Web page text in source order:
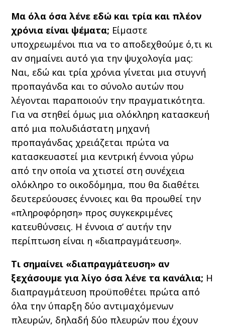
Μα όλα όσα λένε εδώ και τρία και πλέον
χρόνια είναι ψέματα; Είμαστε
υποχρεωμένοι πια να το αποδεχθούμε ό,τι κι
αν σημαίνει αυτό για την ψυχολογία μας:
Ναι, εδώ και τρία χρόνια γίνεται μια στυγνή
προπαγάνδα και το σύνολο αυτών που
λέγονται παραποιούν την πραγματικότητα.
Για να στηθεί όμως μια ολόκληρη κατασκευή
από μια πολυδιάστατη μηχανή
προπαγάνδας χρειάζεται πρώτα να
κατασκευαστεί μια κεντρική έννοια γύρω
από την οποία να χτιστεί στη συνέχεια
ολόκληρο το οικοδόμημα, που θα διαθέτει
δευτερεύουσες έννοιες και θα προωθεί την
«πληροφόρηση» προς συγκεκριμένες
κατευθύνσεις. Η έννοια σ’ αυτήν την
περίπτωση είναι η «διαπραγμάτευση».
Τι σημαίνει «διαπραγμάτευση» αν
ξεχάσουμε για λίγο όσα λένε τα κανάλια; Η
διαπραγμάτευση προϋποθέτει πρώτα από
όλα την ύπαρξη δύο αντιμαχόμενων
πλευρών, δηλαδή δύο πλευρών που έχουν